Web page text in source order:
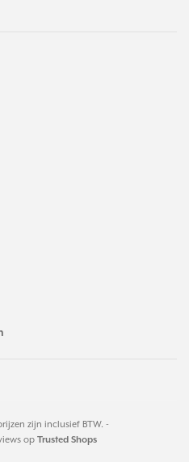
zijn inclusief BTW. -
op Trusted Shops